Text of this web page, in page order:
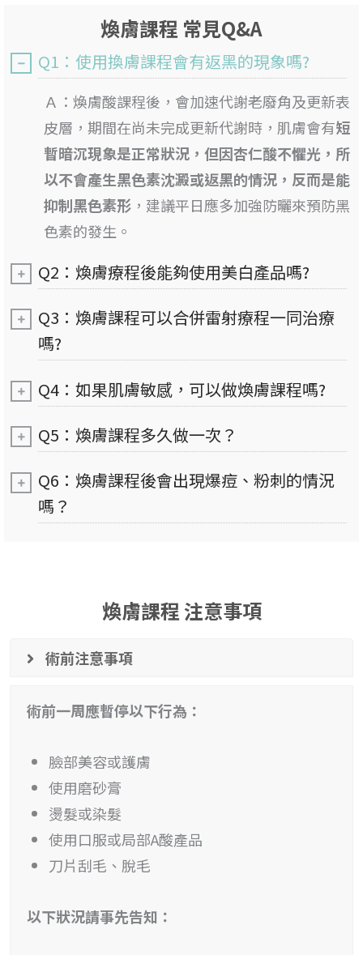
煥膚課程 常見Q&A
Q1：使用換膚課程會有返黑的現象嗎?
Ａ： 煥膚酸課程後，會加速代謝老廢角及更新表
皮層，期間在尚未完成更新代謝時，肌膚會有短
暫暗沉現象是正常狀況，但因杏仁酸不懼光，所
以不會產生黑色素沈澱或返黑的情況，反而是能
抑制黑色素形，建議平日應多加強防曬來預防黑
色素的發生。
Q2：煥膚療程後能夠使用美白產品嗎?
Q3：煥膚課程可以合併雷射療程一同治療
嗎?
Q4：如果肌膚敏感，可以做煥膚課程嗎?
Q5：煥膚課程多久做一次？
Q6：煥膚課程後會出現爆痘、粉刺的情況
嗎？
煥膚課程 注意事項
術前注意事項
術前一周應暫停以下行為：
臉部美容或護膚
使用磨砂膏
燙髮或染髮
使用口服或局部A酸產品
刀片刮毛、脫毛
以下狀況請事先告知：